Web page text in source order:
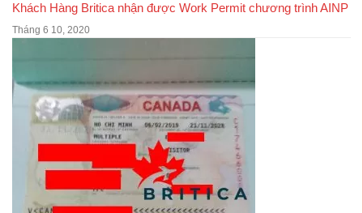
Khách Hàng Britica nhận được Work Permit chương trình AINP
Tháng 6 10, 2020